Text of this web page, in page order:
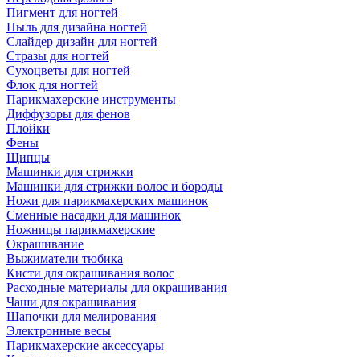
Пигмент для ногтей
Пыль для дизайна ногтей
Слайдер дизайн для ногтей
Стразы для ногтей
Сухоцветы для ногтей
Флок для ногтей
Парикмахерские инструменты
Диффузоры для фенов
Плойки
Фены
Щипцы
Машинки для стрижки
Машинки для стрижки волос и бороды
Ножи для парикмахерских машинок
Сменные насадки для машинок
Ножницы парикмахерские
Окрашивание
Выжиматели тюбика
Кисти для окрашивания волос
Расходные материалы для окрашивания
Чаши для окрашивания
Шапочки для мелирования
Электронные весы
Парикмахерские аксессуары